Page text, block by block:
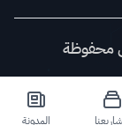
المدونة
محفوظة